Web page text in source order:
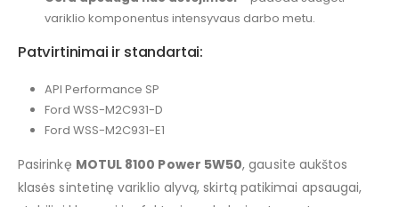
variklio komponentus intensyvaus darbo metu.
Patvirtinimai ir standartai:
API Performance SP
Ford WSS-M2C931-D
Ford WSS-M2C931-E1
Pasirinkę MOTUL 8100 Power 5W50, gausite aukštos
klasės sintetinę variklio alyvą, skirtą patikimai apsaugai,